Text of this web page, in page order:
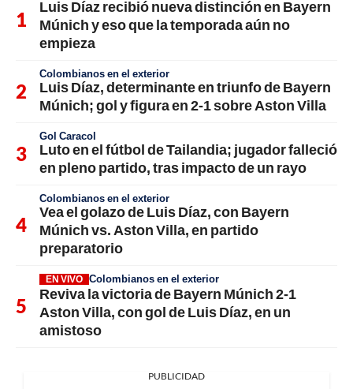
Luis Díaz recibió nueva distinción en Bayern
Múnich y eso que la temporada aún no
empieza
Colombianos en el exterior
Luis Díaz, determinante en triunfo de Bayern
Múnich; gol y figura en 2-1 sobre Aston Villa
Gol Caracol
Luto en el fútbol de Tailandia; jugador falleció
en pleno partido, tras impacto de un rayo
Colombianos en el exterior
Vea el golazo de Luis Díaz, con Bayern
Múnich vs. Aston Villa, en partido
preparatorio
EN VIVO Colombianos en el exterior
Reviva la victoria de Bayern Múnich 2-1
Aston Villa, con gol de Luis Díaz, en un
amistoso
PUBLICIDAD